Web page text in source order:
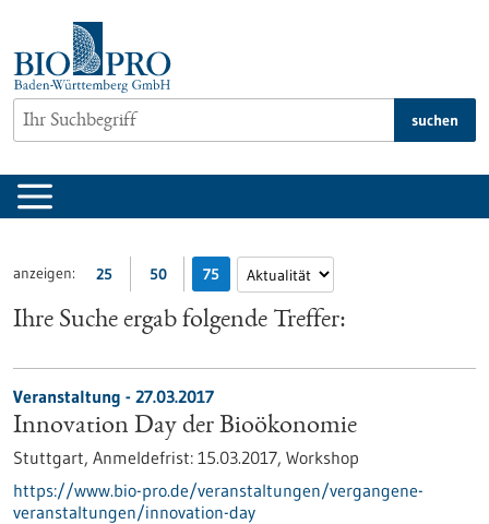
springen
suchen
anzeigen: 25 50 75
Ihre Suche ergab folgende Treffer:
Veranstaltung - 27.03.2017
Innovation Day der Bioökonomie
Stuttgart, Anmeldefrist: 15.03.2017, Workshop
https://www.bio-pro.de/veranstaltungen/vergangene-
veranstaltungen/innovation-day